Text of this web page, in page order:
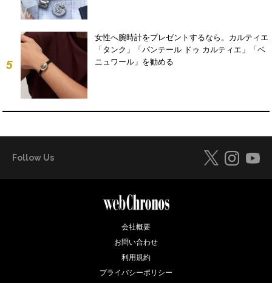
5
女性へ腕時計をプレゼントするなら。カルティエ
「タンク」「パンテール ドゥ カルティエ」「ベ
ニュワール」を勧める
Follow Us
会社概要
お問い合わせ
利用規約
プライバシーポリシー